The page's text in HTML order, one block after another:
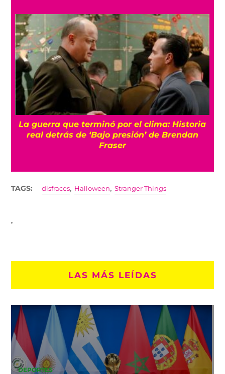
Conoce a Gelato, el gato que logró volver a
caminar gracias a una silla de ruedas de
juguetes
TAGS: disfraces, Halloween,Stranger Things
LAS MÁS LEÍDAS
DEPORTES